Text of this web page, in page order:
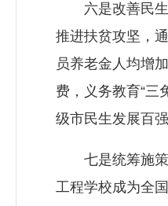
六是改善民生
推进扶贫攻坚，
员养老金人均增
费，义务教育“三
级市民生发展百
七是统筹施策
工程学校成为全